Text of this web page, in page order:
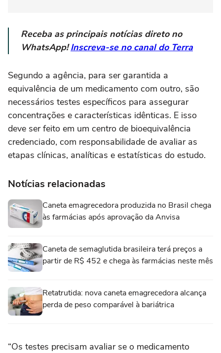
Receba as principais notícias direto no
WhatsApp!Inscreva-se no canal do Terra
Segundo a agência, para ser garantida a
equivalência de um medicamento com outro, são
necessários testes específicos para assegurar
concentrações e características idênticas. E isso
deve ser feito em um centro de bioequivalência
credenciado, com responsabilidade de avaliar as
etapas clínicas, analíticas e estatísticas do estudo.
Notícias relacionadas
Caneta emagrecedora produzida no Brasil chega
às farmácias após aprovação da Anvisa
Caneta de semaglutida brasileira terá preços a
partir de R$ 452 e chega às farmácias neste mês
Retatrutida: nova caneta emagrecedora alcança
perda de peso comparável à bariátrica
“Os testes precisam avaliar se o medicamento